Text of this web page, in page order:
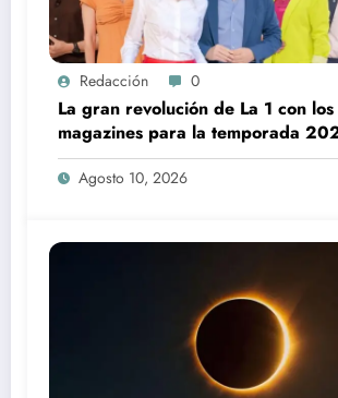
Redacción 0
La gran revolución de La 1 con los
magazines para la temporada
2027
Agosto 10, 2026